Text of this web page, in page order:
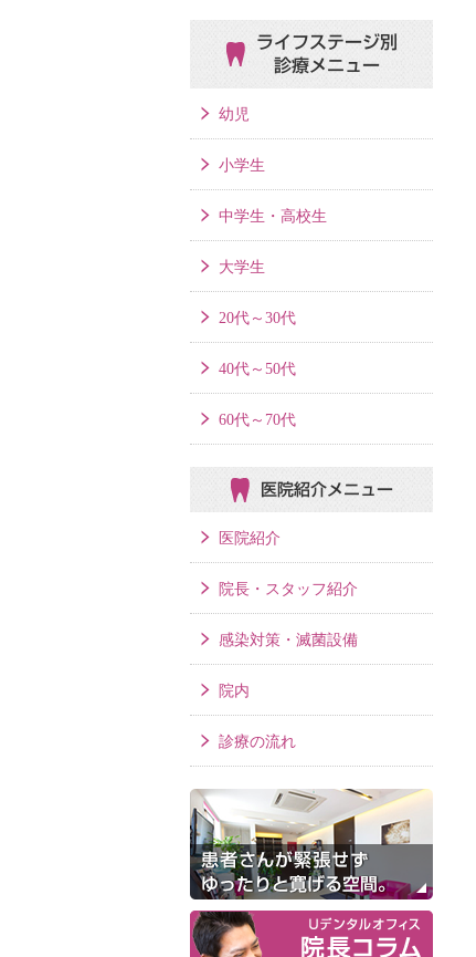
ライフステージ別
診療メニュー
幼児
小学生
中学生・高校生
大学生
20代～30代
40代～50代
60代～70代
医院紹介メニュー
医院紹介
院長・スタッフ紹介
感染対策・滅菌設備
院内
診療の流れ